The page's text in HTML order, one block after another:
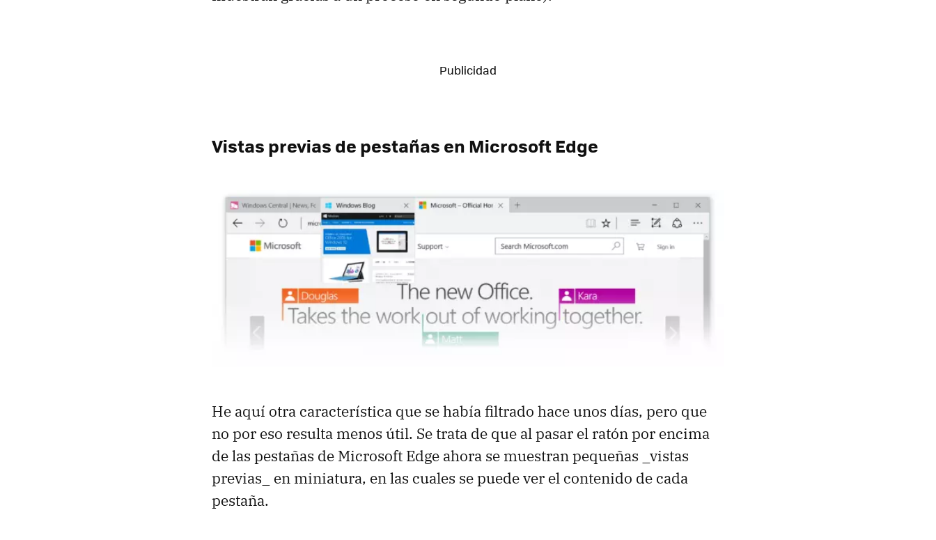
Vistas previas de pestañas en Microsoft Edge
He aquí otra característica que se había filtrado hace unos días, pero que
no por eso resulta menos útil. Se trata de que al pasar el ratón por encima
de las pestañas de Microsoft Edge ahora se muestran pequeñas _vistas
previas_ en miniatura, en las cuales se puede ver el contenido de cada
pestaña.